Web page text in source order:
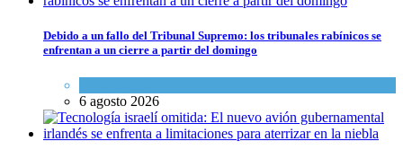
Debido a un fallo del Tribunal Supremo: los tribunales rabínicos se
enfrentan a un cierre a partir del domingo
6 agosto 2026